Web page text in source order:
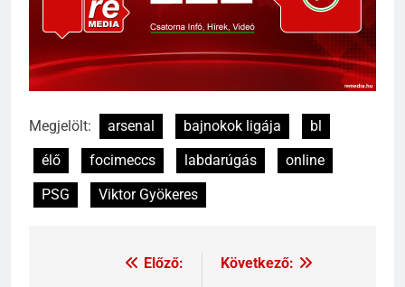
Megjelölt: arsenal bajnokok ligája
bl
élő
focimeccs labdarúgás
online
PSG
Viktor Gyökeres
Előző:
Következő: